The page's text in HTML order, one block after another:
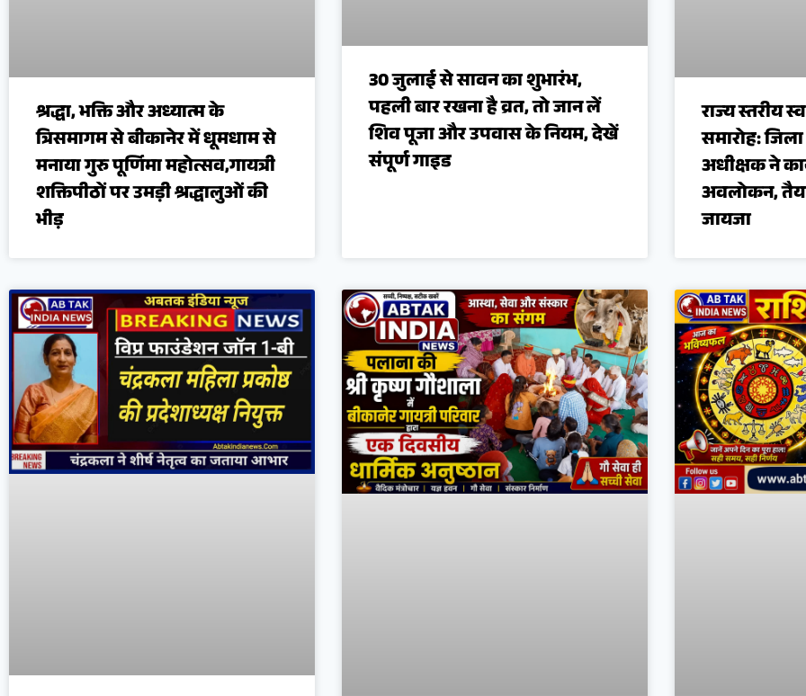
श्रद्धा, भक्ति और अध्यात्म के
त्रिसमागम से बीकानेर में धूमधाम से
मनाया गुरु पूर्णिमा महोत्सव,गायत्री
शक्तिपीठों पर उमड़ी श्रद्धालुओं की
भीड़
30 जुलाई से सावन का शुभारंभ,
पहली बार रखना है व्रत, तो जान लें
शिव पूजा और उपवास के नियम, देखें
संपूर्ण गाइड
राज्य स्तरीय
समारोह:
अधीक्षक ने
अवलोकन,
जायजा